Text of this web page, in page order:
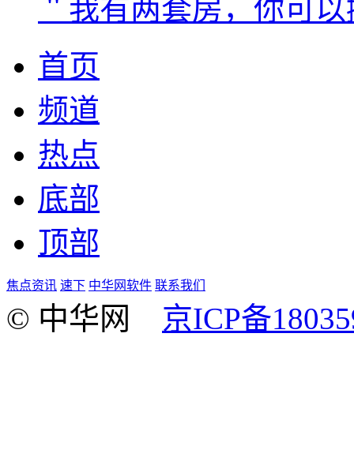
＂我有两套房，你可
首页
频道
热点
底部
顶部
焦点资讯 速下 中华网软件 联系我们
© 中华网 京ICP备